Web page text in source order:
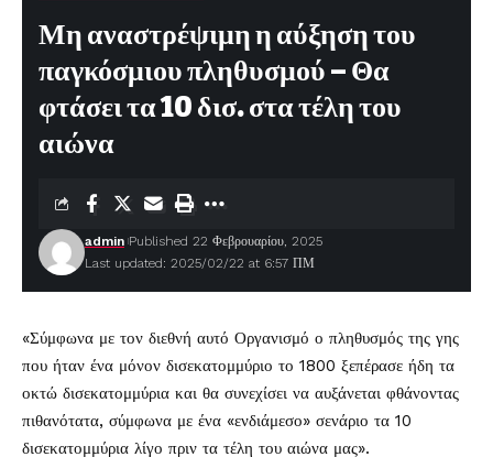
Μη αναστρέψιμη η αύξηση του
παγκόσμιου πληθυσμού – Θα
φτάσει τα 10 δισ. στα τέλη του
αιώνα
Last updated: 2025/02/22 at 6:57 ΠΜ
admin Published 22 Φεβρουαρίου, 2025
«Σύμφωνα με τον διεθνή αυτό Οργανισμό ο πληθυσμός της γης
που ήταν ένα μόνον δισεκατομμύριο το 1800 ξεπέρασε ήδη τα
οκτώ δισεκατομμύρια και θα συνεχίσει να αυξάνεται φθάνοντας
πιθανότατα, σύμφωνα με ένα «ενδιάμεσο» σενάριο τα 10
δισεκατομμύρια λίγο πριν τα τέλη του αιώνα μας».